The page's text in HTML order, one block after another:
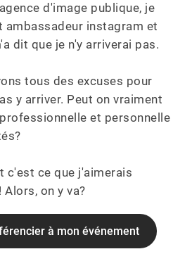
d'image publique, je
ambassadeur instagram et
dit que je n'y arriverai pas.
tous des excuses pour
y arriver. Peut on vraiment
et personnelle
c'est ce que j'aimerais
on y va?
à mon événement